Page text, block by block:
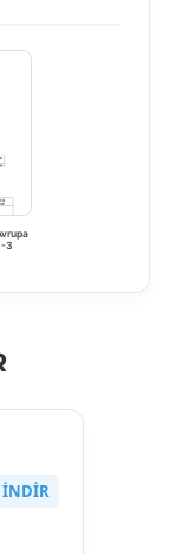
3
İNDIR